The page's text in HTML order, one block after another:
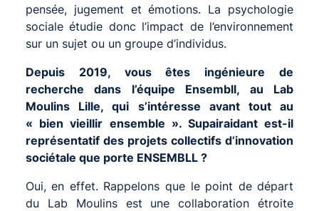
pensée, jugement et émotions. La psychologie
sociale étudie donc l’impact de l’environnement
sur un sujet ou un groupe d’individus.
Depuis 2019, vous êtes ingénieure de
recherche dans l’équipe Ensembll, au Lab
Moulins Lille, qui s’intéresse avant tout au
« bien vieillir ensemble ». Supairaidant est-il
représentatif des projets collectifs d’innovation
sociétale que porte ENSEMBLL ?
Oui, en effet. Rappelons que le point de départ
du Lab Moulins est une collaboration étroite